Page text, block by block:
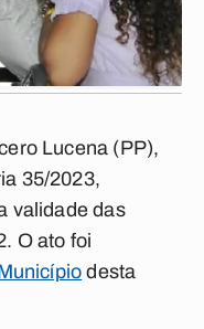
Lucena (PP),
35/2023,
validade das
O ato foi
desta